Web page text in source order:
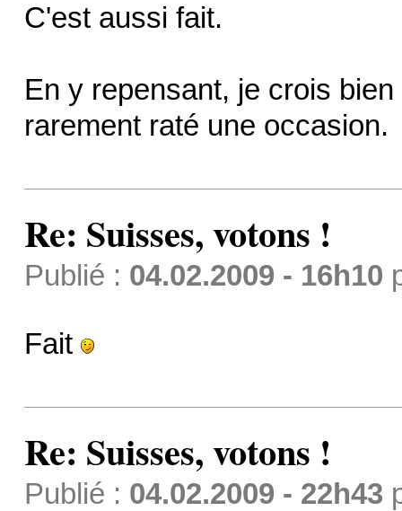
C'est aussi fait.
En y repensant, je crois
rarement raté une occasion.
Re: Suisses, votons !
Publié : 04.02.2009 - 16h10
Fait
Re: Suisses, votons !
Publié : 04.02.2009 - 22h43